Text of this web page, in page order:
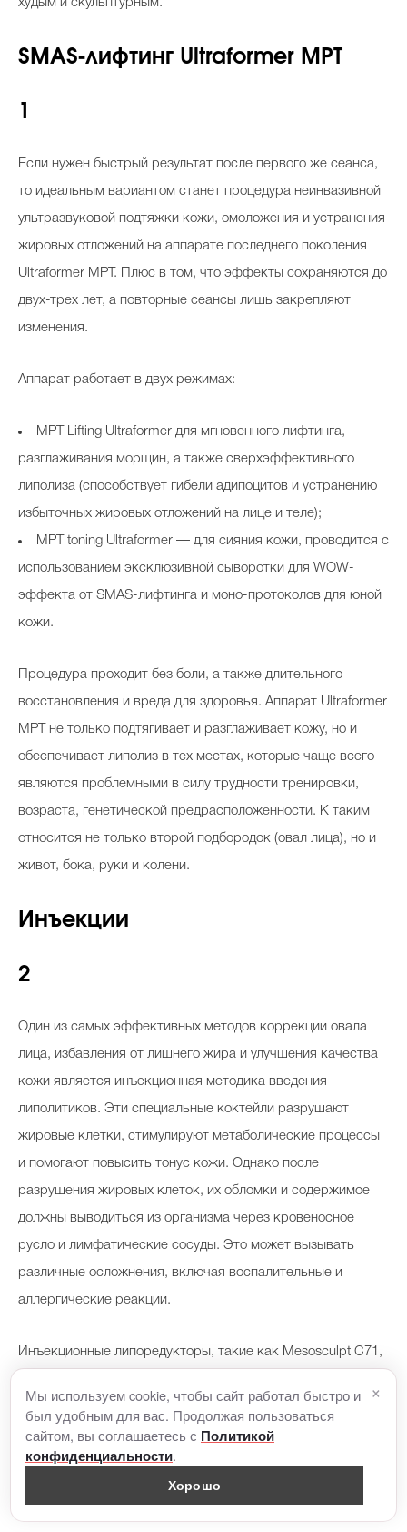
худым и скульптурным.
SMAS-лифтинг Ultraformer MPT
1
Если нужен быстрый результат после первого же сеанса,
то идеальным вариантом станет процедура неинвазивной
ультразвуковой подтяжки кожи, омоложения и устранения
жировых отложений на аппарате последнего поколения
Ultraformer MPT. Плюс в том, что эффекты сохраняются до
двух-трех лет, а повторные сеансы лишь закрепляют
изменения.
Аппарат работает в двух режимах:
MPT Lifting Ultraformer для мгновенного лифтинга,
разглаживания морщин, а также сверхэффективного
липолиза (способствует гибели адипоцитов и устранению
избыточных жировых отложений на лице и теле);
MPT toning Ultraformer — для сияния кожи, проводится с
использованием эксклюзивной сыворотки для WOW-
эффекта от SMAS-лифтинга и моно-протоколов для юной
кожи.
Процедура проходит без боли, а также длительного
восстановления и вреда для здоровья. Аппарат Ultraformer
MPT не только подтягивает и разглаживает кожу, но и
обеспечивает липолиз в тех местах, которые чаще всего
являются проблемными в силу трудности тренировки,
возраста, генетической предрасположенности. К таким
относится не только второй подбородок (овал лица), но и
живот, бока, руки и колени.
Инъекции
2
Один из самых эффективных методов коррекции овала
лица, избавления от лишнего жира и улучшения качества
кожи является инъекционная методика введения
липолитиков. Эти специальные коктейли разрушают
жировые клетки, стимулируют метаболические процессы
и помогают повысить тонус кожи. Однако после
разрушения жировых клеток, их обломки и содержимое
должны выводиться из организма через кровеносное
русло и лимфатические сосуды. Это может вызывать
различные осложнения, включая воспалительные и
аллергические реакции.
Инъекционные липоредукторы, такие как Mesosculpt С71,
физиологические и метаболические процессы в
организме, не оказывая токсического воздействия на
жировые клетки. Липоредукторы заставляют их начать
активно сжигать жиры, а также оказывают положительное
Мы используем cookie, чтобы сайт работал быстро и
был удобным для вас. Продолжая пользоваться
сайтом, вы соглашаетесь с Политикой
конфиденциальности.
Хорошо
×